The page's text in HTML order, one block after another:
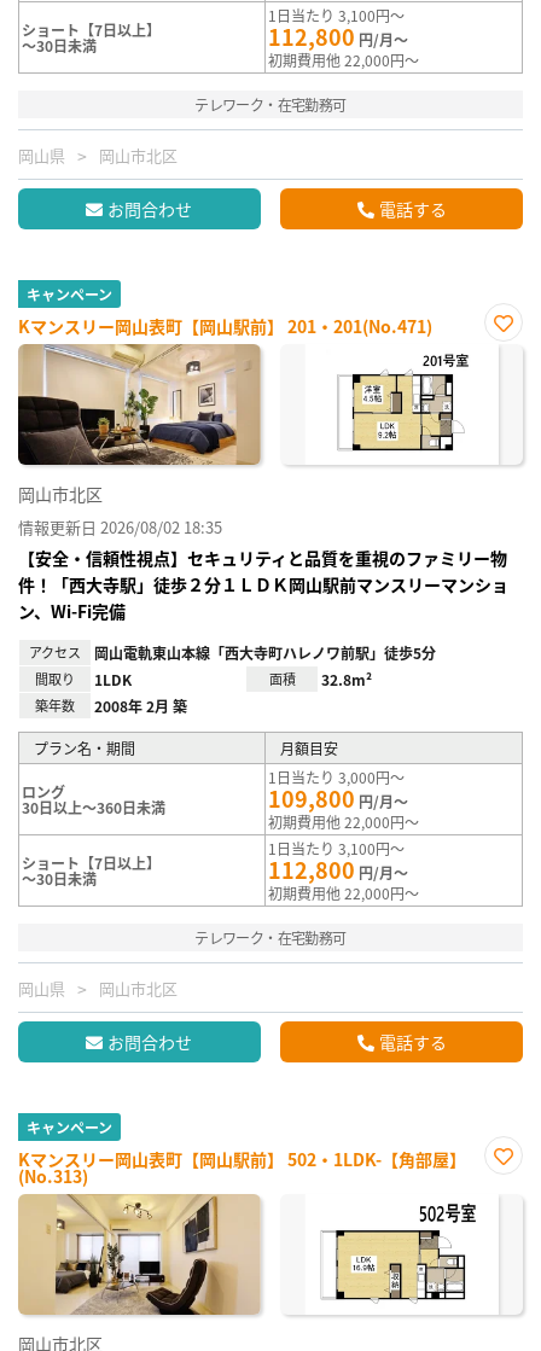
ショート【7日以上】
～30日未満
1日当たり 3,100円～
112,800 円/月～
初期費用他 22,000円～
テレワーク・在宅勤務可
岡山県 岡山市北区
お問合わせ 電話する
キャンペーン
Kマンスリー岡山表町【岡山駅前】 201・201(No.471)
お気
岡山市北区
情報更新日 2026/08/02 18:35
【安全・信頼性視点】セキュリティと品質を重視のファミリー物
件！「西大寺駅」徒歩２分１ＬＤＫ岡山駅前マンスリーマンショ
ン、Wi-Fi完備
アクセス 岡山電軌東山本線「西大寺町ハレノワ前駅」徒歩5分
間取り 1LDK 面積 32.8m²
築年数 2008年 2月 築
プラン名・期間 月額目安
ロング
30日以上～360日未満
1日当たり 3,000円～
109,800 円/月～
初期費用他 22,000円～
ショート【7日以上】
～30日未満
1日当たり 3,100円～
112,800 円/月～
初期費用他 22,000円～
テレワーク・在宅勤務可
岡山県 岡山市北区
お問合わせ 電話する
キャンペーン
Kマンスリー岡山表町【岡山駅前】 502・1LDK-【角部屋】
(No.313)
に入
岡山市北区